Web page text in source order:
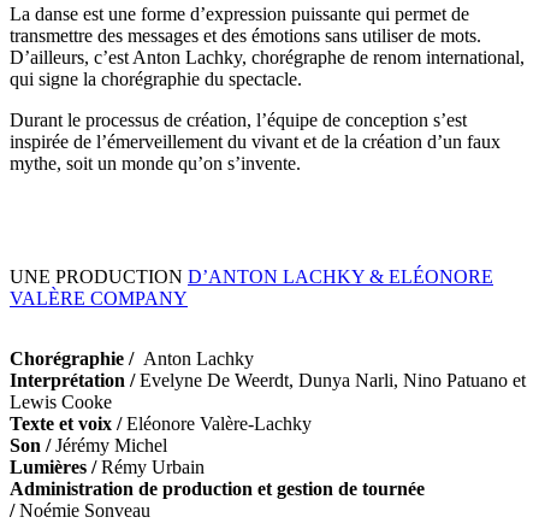
La danse est une forme d’expression puissante qui permet de
transmettre des messages et des émotions sans utiliser de mots.
D’ailleurs, c’est Anton Lachky, chorégraphe de renom international,
qui signe la chorégraphie du spectacle.
Durant le processus de création, l’équipe de conception s’est
inspirée de l’émerveillement du vivant et de la création d’un faux
mythe, soit un monde qu’on s’invente.
UNE PRODUCTION D’ANTON LACHKY & ELÉONORE
VALÈRE COMPANY
Chorégraphie / Anton Lachky
Interprétation /Evelyne De Weerdt, Dunya Narli, Nino Patuano et
Lewis Cooke
Texte et voix /Eléonore Valère-Lachky
Son /Jérémy Michel
Lumières /Rémy Urbain
Administration de production et gestion de tournée
/Noémie Sonveau